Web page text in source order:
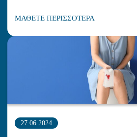
ΜΑΘΕΤΕ ΠΕΡΙΣΣΟΤΕΡΑ
27.06.2024